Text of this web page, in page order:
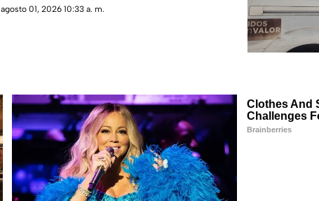
agosto 01, 2026 10:33 a. m.